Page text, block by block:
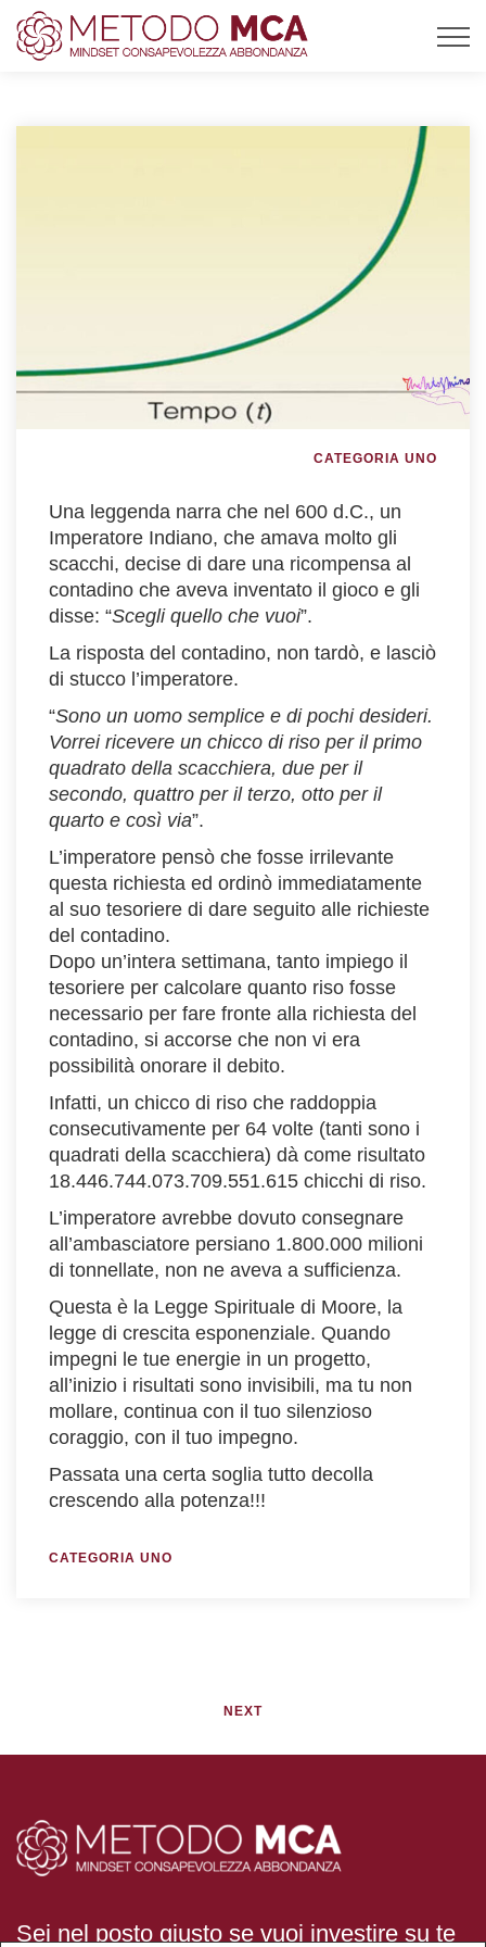
CATEGORIA UNO
Una leggenda narra che nel 600 d.C., un
Imperatore Indiano, che amava molto gli
scacchi, decise di dare una ricompensa al
contadino che aveva inventato il gioco e gli
disse: “Scegli quello che vuoi”.
La risposta del contadino, non tardò, e lasciò
di stucco l’imperatore.
“Sono un uomo semplice e di pochi desideri.
Vorrei ricevere un chicco di riso per il primo
quadrato della scacchiera, due per il
secondo, quattro per il terzo, otto per il
quarto e così via”.
L’imperatore pensò che fosse irrilevante
questa richiesta ed ordinò immediatamente
al suo tesoriere di dare seguito alle richieste
del contadino.
Dopo un’intera settimana, tanto impiego il
tesoriere per calcolare quanto riso fosse
necessario per fare fronte alla richiesta del
contadino, si accorse che non vi era
possibilità onorare il debito.
Infatti, un chicco di riso che raddoppia
consecutivamente per 64 volte (tanti sono i
quadrati della scacchiera) dà come risultato
18.446.744.073.709.551.615 chicchi di riso.
L’imperatore avrebbe dovuto consegnare
all’ambasciatore persiano 1.800.000 milioni
di tonnellate, non ne aveva a sufficienza.
Questa è la Legge Spirituale di Moore, la
legge di crescita esponenziale. Quando
impegni le tue energie in un progetto,
all’inizio i risultati sono invisibili, ma tu non
mollare, continua con il tuo silenzioso
coraggio, con il tuo impegno.
Passata una certa soglia tutto decolla
crescendo alla potenza!!!
CATEGORIA UNO
NEXT
Sei nel posto giusto se vuoi investire su te